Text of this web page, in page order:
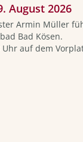
August 2026
Armin Müller
Bad Kösen.
auf dem